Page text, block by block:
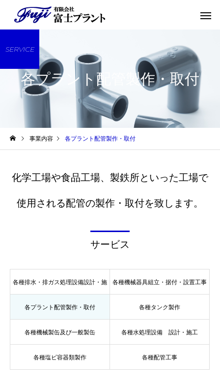
各プラント配管製作・取付
SERVICE
事業内容 各プラント配管製作・取付
化学工場や食品工場、製鉄所といった工場で
使用される配管の製作・取付を致します。
サービス
各種排水・排ガス処理設備設計・施
工
各種機械器具組立・据付・設置工事
各プラント配管製作・取付 各種タンク製作
各種機械製缶及び一般製缶 各種水処理設備 設計・施工
各種塩ビ容器類製作 各種配管工事